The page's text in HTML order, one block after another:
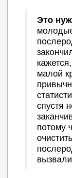
Это
малой
спустя
потому